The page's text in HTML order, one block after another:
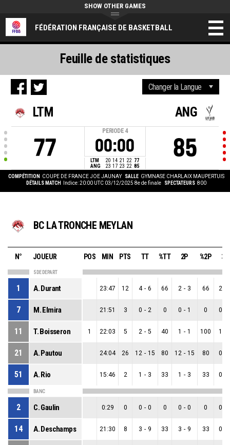
FÉDÉRATION FRANÇAISE DE BASKETBALL
SHOW OTHER GAMES
LTM
77
PERIODE 4
00:00
LTM 20 14 21 22 77
ANG
23 17 23 22 85
ANG
85
COMPÉTITION COUPE DE FRANCE JOE JAUNAY SALLE GYMNASE CHARLAIX MAUPERTUIS
DÉTAILS MATCH
Indice: 20:00 UTC 03/12/2025 8e de finale SPECTATEURS 800
Feuille de statistiques
BC LA TRONCHE MEYLAN
N° JOUEUR POS MIN PTS TT %TT 2P %2P 3P
5 DE DEPART
1 A. Durant 23:47 12 4 - 6 66 2 - 3 66 2
7 M. Elmira 21:51 3 0 - 2 0 0 - 1 0 0
11 T. Boisseron 1 22:03 5 2 - 5 40 1 - 1 100 1
21 A. Pautou 24:04 26 12 - 15 80 12 - 15 80 0
51 A. Rio 15:46 2 1 - 3 33 1 - 3 33 0
BANC
2 C. Gaulin 0:29 0 0 - 0 0 0 - 0 0 0
14 A. Deschamps 21:30 8 3 - 9 33 3 - 9 33 0